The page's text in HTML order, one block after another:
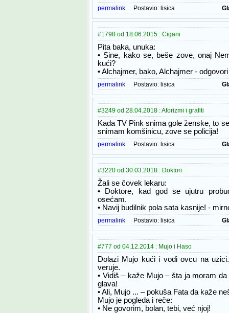
permalink Postavio: lisica
#1798 od 18.06.2015 : Cigani
Pita baka, unuka:
• Sine, kako se, beše zove, onaj
kući?
• Alchajmer, bako, Alchajmer -
permalink Postavio: lisica
#3249 od 28.04.2018 : Aforizmi i grafiti
Kada TV Pink snima gole ženske, to
snimam komšinicu, zove se policija!
permalink Postavio: lisica
#3220 od 30.03.2018 : Doktori
Žali se čovek lekaru:
• Doktore, kad god se ujutru
osećam.
• Navij budilnik pola sata kasnije! -
permalink Postavio: lisica
#777 od 04.12.2014 : Mujo i Haso
Dolazi Mujo kući i vodi ovcu na
veruje.
• Vidiš – kaže Mujo – šta ja moram
glava!
• Ali, Mujo ... – pokuša Fata da kaže
Mujo je pogleda i reče:
• Ne govorim, bolan, tebi, već njoj!